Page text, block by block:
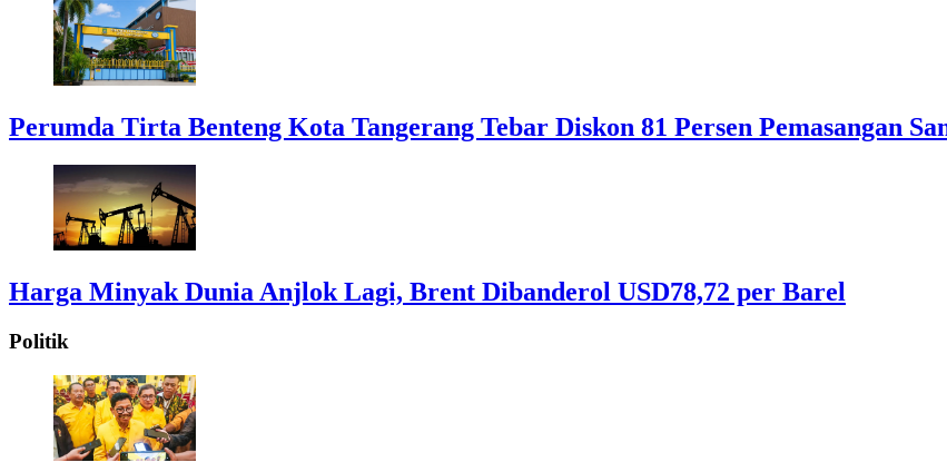
Perumda Tirta Benteng Kota Tangerang Tebar Diskon 81 Persen Pemasangan
Harga Minyak Dunia Anjlok Lagi, Brent Dibanderol USD78,72 per Barel
Politik